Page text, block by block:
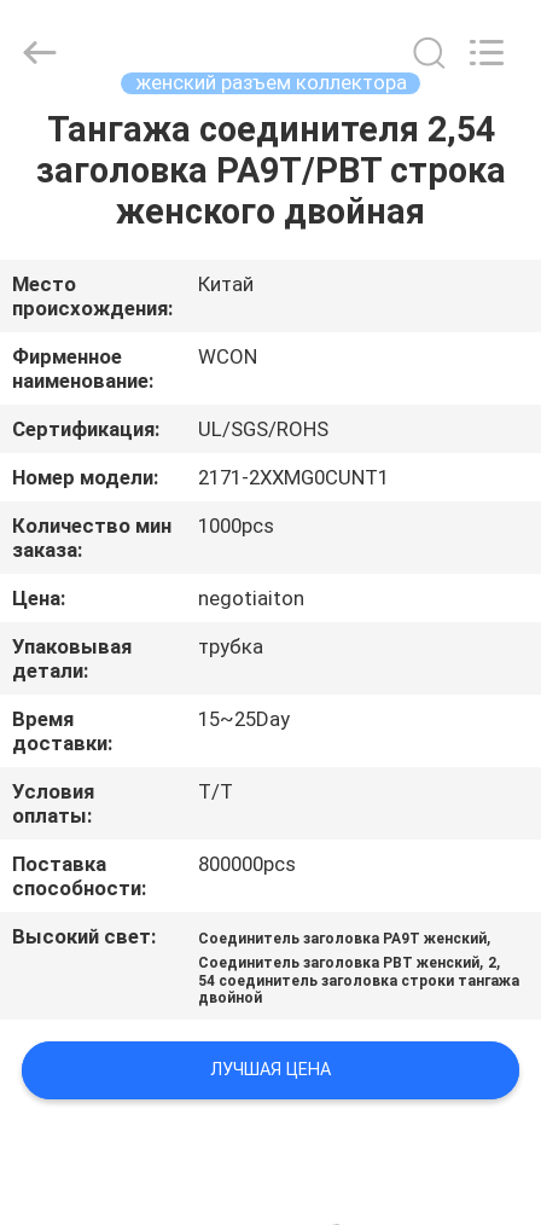
ДОМ
ПРОДУКТЫ
О
НАС
ПУТЕШЕСТВИЕ
ФАБРИКИ
ПРОВЕРКА
КАЧЕСТВА
СВЯЖИТЕСЬ
МЫ
СПРОСИТЕ
ЦИТАТУ
КАРТА
POLICY
Reserved.
женский разъем коллектора
Тангажа соединителя 2,54
заголовка PA9T/PBT строка
женского двойная
Место
происхождения:
Китай
Фирменное
наименование:
WCON
Сертификация:
UL/SGS/ROHS
Номер модели:
2171-2XXMG0CUNT1
Количество мин
заказа:
1000pcs
Цена:
negotiaiton
Упаковывая
детали:
трубка
Время
доставки:
15~25Day
Условия
оплаты:
T/T
Поставка
способности:
800000pcs
Высокий свет: Соединитель заголовка PA9T женский,
Соединитель заголовка PBT женский, 2,
54 соединитель заголовка строки тангажа
двойной
ЛУЧШАЯ ЦЕНА